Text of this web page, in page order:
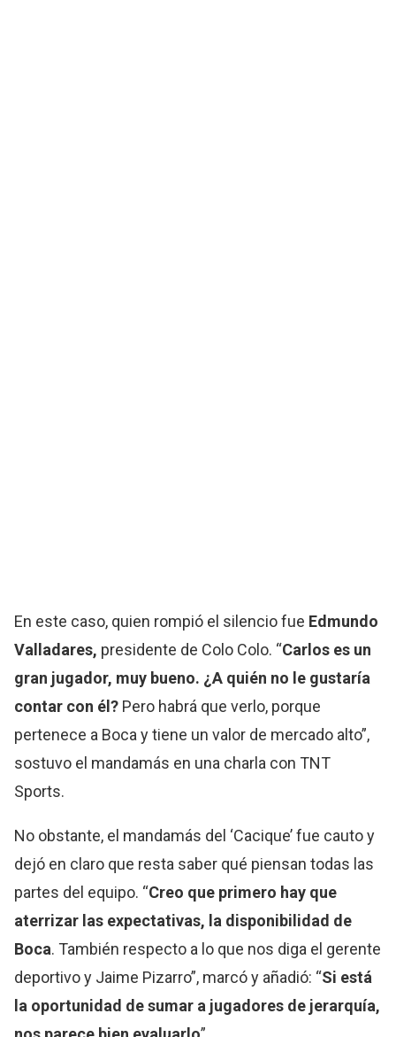
En este caso, quien rompió el silencio fue Edmundo
Valladares, presidente de Colo Colo. “Carlos es un
gran jugador, muy bueno. ¿A quién no le gustaría
contar con él? Pero habrá que verlo, porque
pertenece a Boca y tiene un valor de mercado alto”,
sostuvo el mandamás en una charla con TNT
Sports.
No obstante, el mandamás del ‘Cacique’ fue cauto y
dejó en claro que resta saber qué piensan todas las
partes del equipo. “Creo que primero hay que
aterrizar las expectativas, la disponibilidad de
Boca. También respecto a lo que nos diga el gerente
deportivo y Jaime Pizarro”, marcó y añadió: “Si está
la oportunidad de sumar a jugadores de jerarquía,